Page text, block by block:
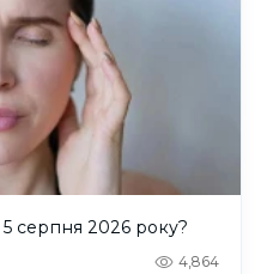
5 серпня 2026 року?
4,864